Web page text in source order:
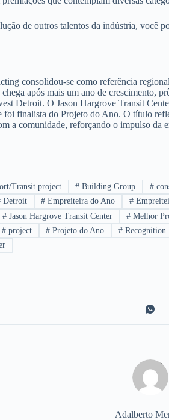
de outros talentos da indústria, você
consolidou-se como referência
após mais um ano de crescimento,
Detroit. O Jason Hargrove Transit
finalista do Projeto do Ano. O título
a comunidade, reforçando o impulso da
Transit project # Building Group #
Detroit # Empreiteira do Ano #
#Jason Hargrove Transit Center # Melhor
#project # Projeto do Ano # Recognition
Adalberto